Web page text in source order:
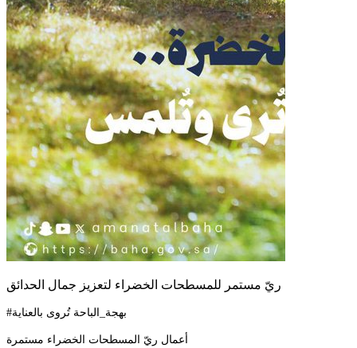
ريّ مستمر للمسطحات الخضراء لتعزيز جمال الحدائق
أعمال ريّ المسطحات الخضراء مستمرة